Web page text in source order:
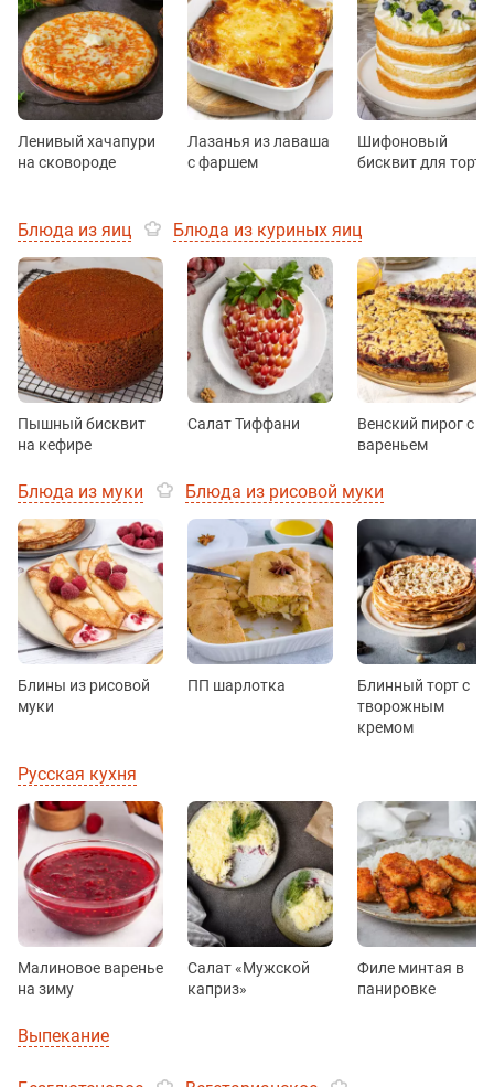
Ленивый хачапури
на сковороде
Лазанья из лаваша
с фаршем
Шифоновый
бисквит для торта
Блюда из яиц Блюда из куриных яиц
Пышный бисквит
на кефире
Салат Тиффани
Венский пирог с
вареньем
Блюда из муки Блюда из рисовой муки
Блины из рисовой
муки
ПП шарлотка
Блинный торт с
творожным
кремом
Русская кухня
Малиновое варенье
на зиму
Салат «Мужской
каприз»
Филе минтая в
панировке
Выпекание